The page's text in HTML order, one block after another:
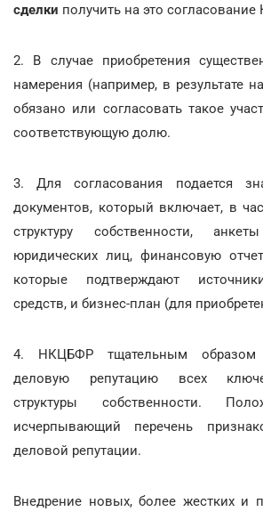
сделки получить на это
2. В случае приобретения
намерения (например, в результате
обязано или согласовать такое
соответствующую долю.
3. Для согласования подается
документов, который включает, в
структуру собственности,
юридических лиц, финансовую
которые подтверждают
средств, и бизнес-план (для
4. НКЦБФР тщательным образом
деловую репутацию всех
структуры собственности.
исчерпывающий перечень
деловой репутации.
Внедрение новых, более жестких и